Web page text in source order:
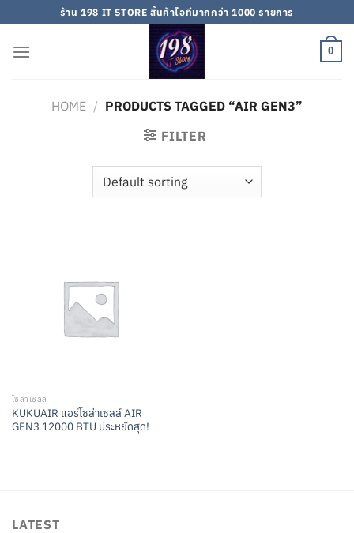
to
content
ร้าน 198 IT STORE สิ้นค้าไอทีมากกว่า 1000 รายการ
0
HOME / PRODUCTS TAGGED “AIR GEN3”
FILTER
โซล่าเซลล์
KUKUAIR แอร์โซล่าเซลล์ AIR
GEN3 12000 BTU ประหยัดสุด!
LATEST